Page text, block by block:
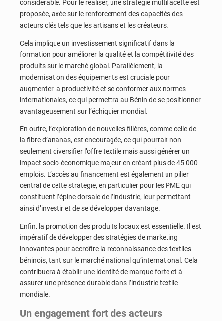
considérable. Pour le réaliser, une stratégie multifacette est
proposée, axée sur le renforcement des capacités des
acteurs clés tels que les artisans et les créateurs.
Cela implique un investissement significatif dans la
formation pour améliorer la qualité et la compétitivité des
produits sur le marché global. Parallèlement, la
modernisation des équipements est cruciale pour
augmenter la productivité et se conformer aux normes
internationales, ce qui permettra au Bénin de se positionner
avantageusement sur l’échiquier mondial.
En outre, l’exploration de nouvelles filières, comme celle de
la fibre d’ananas, est encouragée, ce qui pourrait non
seulement diversifier l’offre textile mais aussi générer un
impact socio-économique majeur en créant plus de 45 000
emplois. L’accès au financement est également un pilier
central de cette stratégie, en particulier pour les PME qui
constituent l’épine dorsale de l’industrie, leur permettant
ainsi d’investir et de se développer davantage.
Enfin, la promotion des produits locaux est essentielle. Il est
impératif de développer des stratégies de marketing
innovantes pour accroître la reconnaissance des textiles
béninois, tant sur le marché national qu’international. Cela
contribuera à établir une identité de marque forte et à
assurer une présence durable dans l’industrie textile
mondiale.
Un engagement fort des acteurs